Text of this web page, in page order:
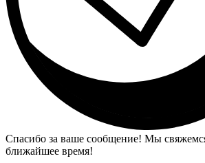
Спасибо за ваше сообщение! Мы
ближайшее время!